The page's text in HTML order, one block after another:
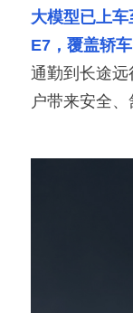
大模型已上
E7，覆盖轿
通勤到长途远
户带来安全、